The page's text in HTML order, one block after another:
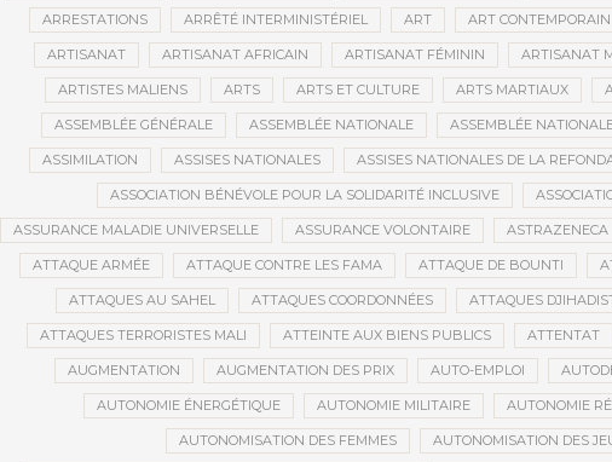
ARRESTATIONS ARRÊTÉ INTERMINISTÉRIEL ART ART CONTEMPORAIN
ARTISANAT ARTISANAT AFRICAIN ARTISANAT FÉMININ ARTISANAT
ARTISTES MALIENS ARTS ARTS ET CULTURE ARTS MARTIAUX
ASSEMBLÉE GÉNÉRALE ASSEMBLÉE NATIONALE ASSEMBLÉE
ASSIMILATION ASSISES NATIONALES ASSISES NATIONALES DE LA
ASSOCIATION BÉNÉVOLE POUR LA SOLIDARITÉ INCLUSIVE
ASSURANCE MALADIE UNIVERSELLE ASSURANCE VOLONTAIRE ASTRAZENECA
ATTAQUE ARMÉE ATTAQUE CONTRE LES FAMA ATTAQUE DE BOUNTI
ATTAQUES AU SAHEL ATTAQUES COORDONNÉES ATTAQUES
ATTAQUES TERRORISTES MALI ATTEINTE AUX BIENS PUBLICS ATTENTAT
AUGMENTATION AUGMENTATION DES PRIX AUTO-EMPLOI
AUTONOMIE ÉNERGÉTIQUE AUTONOMIE MILITAIRE AUTONOMIE
AUTONOMISATION DES FEMMES AUTONOMISATION DES